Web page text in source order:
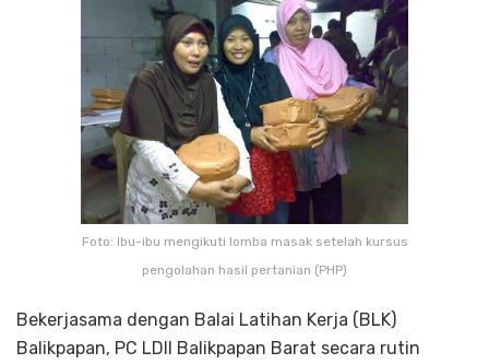
Foto: Ibu-ibu mengikuti lomba masak setelah kursus
pengolahan hasil pertanian (PHP)
Bekerjasama dengan Balai Latihan Kerja (BLK)
Balikpapan, PC LDII Balikpapan Barat secara rutin